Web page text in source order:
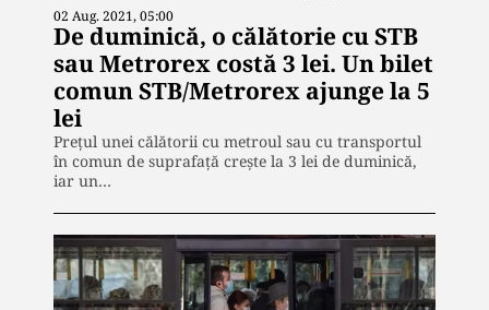
02 Aug. 2021, 05:00
De duminică, o călătorie cu STB
sau Metrorex costă 3 lei. Un bilet
comun STB/Metrorex ajunge la 5
lei
Preţul unei călătorii cu metroul sau cu transportul
în comun de suprafaţă creşte la 3 lei de duminică,
iar un…